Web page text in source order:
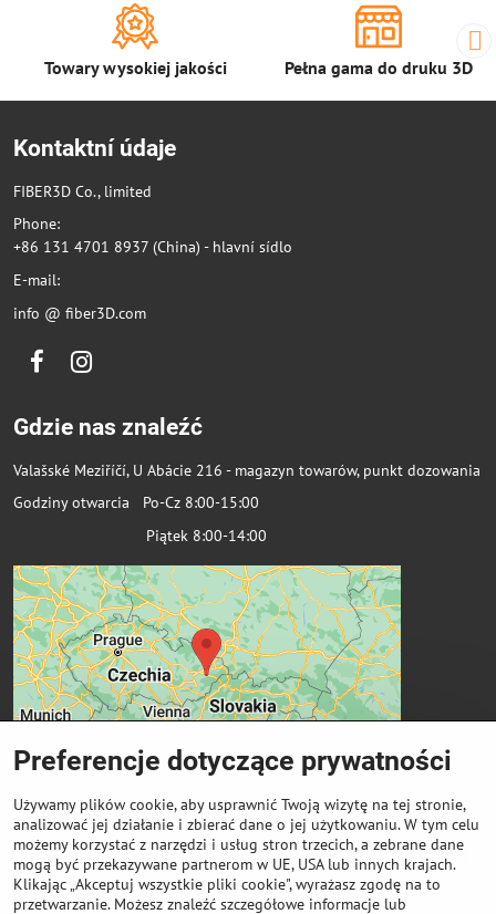
Towary wysokiej jakości Pełna gama do druku 3D
Kontaktní údaje
FIBER3D Co., limited
Phone:
+86 131 4701 8937 (China) - hlavní sídlo
E-mail:
info @ fiber3D.com
FacebookInstagram
Gdzie nas znaleźć
Valašské Meziříčí, U Abácie 216 - magazyn towarów, punkt dozowania
Godziny otwarcia Po-Cz 8:00-15:00
Piątek 8:00-14:00
Ważne linki
Preferencje dotyczące prywatności
Używamy plików cookie, aby usprawnić Twoją wizytę na tej stronie,
analizować jej działanie i zbierać dane o jej użytkowaniu. W tym celu
możemy korzystać z narzędzi i usług stron trzecich, a zebrane dane
mogą być przekazywane partnerom w UE, USA lub innych krajach.
Klikając „Akceptuj wszystkie pliki cookie", wyrażasz zgodę na to
przetwarzanie. Możesz znaleźć szczegółowe informacje lub